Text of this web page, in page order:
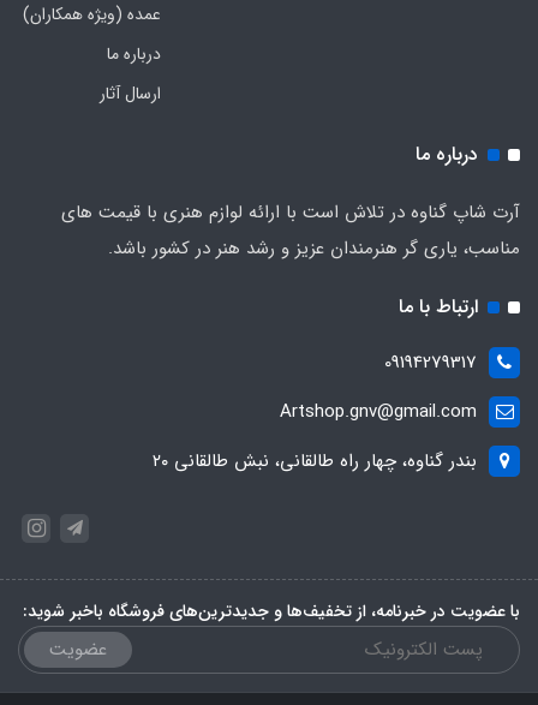
عمده (ویژه همکاران)
درباره ما
ارسال آثار
درباره ما
آرت شاپ گناوه در تلاش است با ارائه لوازم هنری با قیمت های
مناسب، یاری گر هنرمندان عزیز و رشد هنر در کشور باشد.
ارتباط با ما
09194279317
Artshop.gnv@gmail.com
بندر گناوه، چهار راه طالقانی، نبش طالقانی ۲۰
با عضویت در خبرنامه، از تخفیف‌ها و جدیدترین‌های فروشگاه باخبر شوید:
عضویت